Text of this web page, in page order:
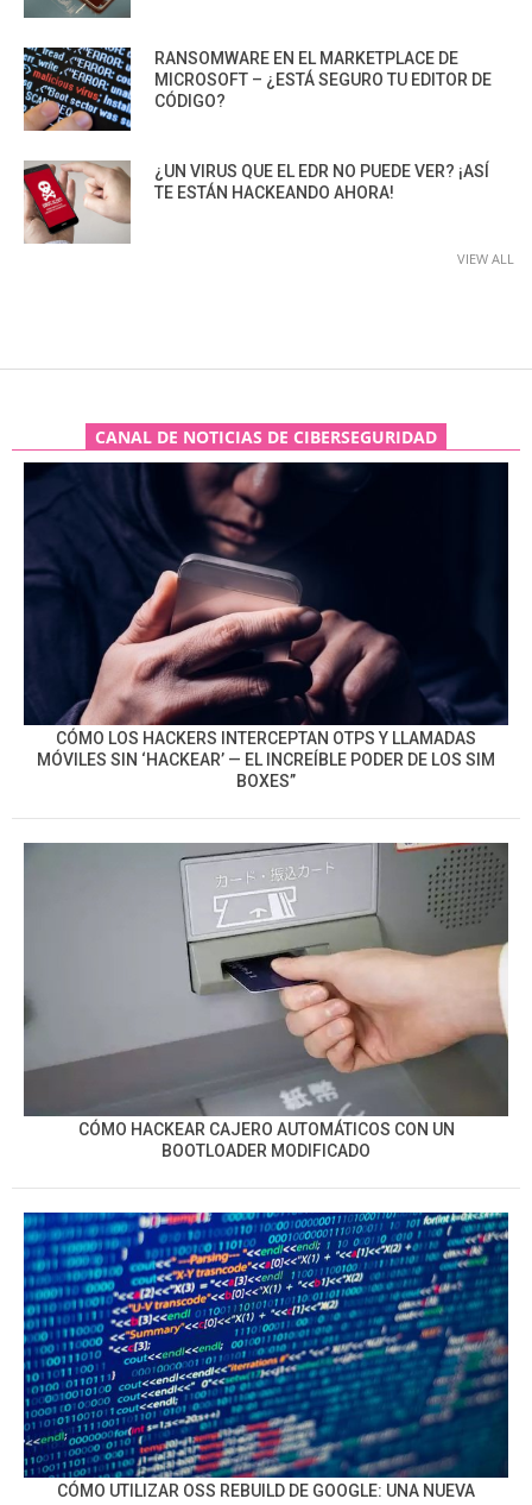
RANSOMWARE EN EL MARKETPLACE DE
MICROSOFT – ¿ESTÁ SEGURO TU EDITOR DE
CÓDIGO?
¿UN VIRUS QUE EL EDR NO PUEDE VER? ¡ASÍ
TE ESTÁN HACKEANDO AHORA!
VIEW ALL
CANAL DE NOTICIAS DE CIBERSEGURIDAD
CÓMO LOS HACKERS INTERCEPTAN OTPS Y LLAMADAS
MÓVILES SIN ‘HACKEAR’ — EL INCREÍBLE PODER DE LOS SIM
BOXES”
CÓMO HACKEAR CAJERO AUTOMÁTICOS CON UN
BOOTLOADER MODIFICADO
CÓMO UTILIZAR OSS REBUILD DE GOOGLE: UNA NUEVA